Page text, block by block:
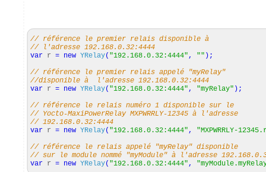
// référence le premier relais disponible à
// l'adresse 192.168.0.32:4444
var r = new YRelay( "192.168.0.32:4444", "" ) ;
// référence le premier relais appelé "myRelay"
//disponible à l'adresse 192.168.0.32:4444
var r = new YRelay( "192.168.0.32:4444", "myRelay" ) ;
// référence le relais numéro 1 disponible sur le
// Yocto-MaxiPowerRelay MXPWRRLY-12345 à l'adresse
// 192.168.0.32:4444
var r = new YRelay( "192.168.0.32:4444",
"MXPWRRLY-
// référence le relais appelé "myRelay" disponible
// sur le module nommé "myModule" à l'adresse
var r = new YRelay( "192.168.0.32:4444",